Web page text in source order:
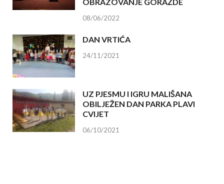
08/06/2022
DAN VRTIĆA
24/11/2021
UZ PJESMU I IGRU MALIŠANA
OBILJEŽEN DAN PARKA PLAVI
CVIJET
06/10/2021